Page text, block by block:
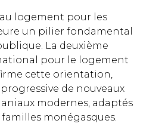
au logement pour les
un pilier fondamental
La deuxième
pour le logement
cette orientation,
de nouveaux
modernes, adaptés
familles monégasques.